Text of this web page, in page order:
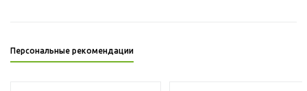
Персональные рекомендации